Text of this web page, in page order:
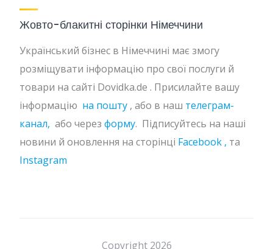
Жовто-блакитні сторінки Німеччини
Український бізнес в Німеччині має змогу
розміщувати інформацію про свої послуги й
товари на сайті Dovidka.de . Присилайте вашу
інформацію на пошту , або в наш телеграм-
канал, або через форму. Підписуйтесь на наші
новини й оновлення на сторінці Facebook , та
Instagram
Copyright 2026